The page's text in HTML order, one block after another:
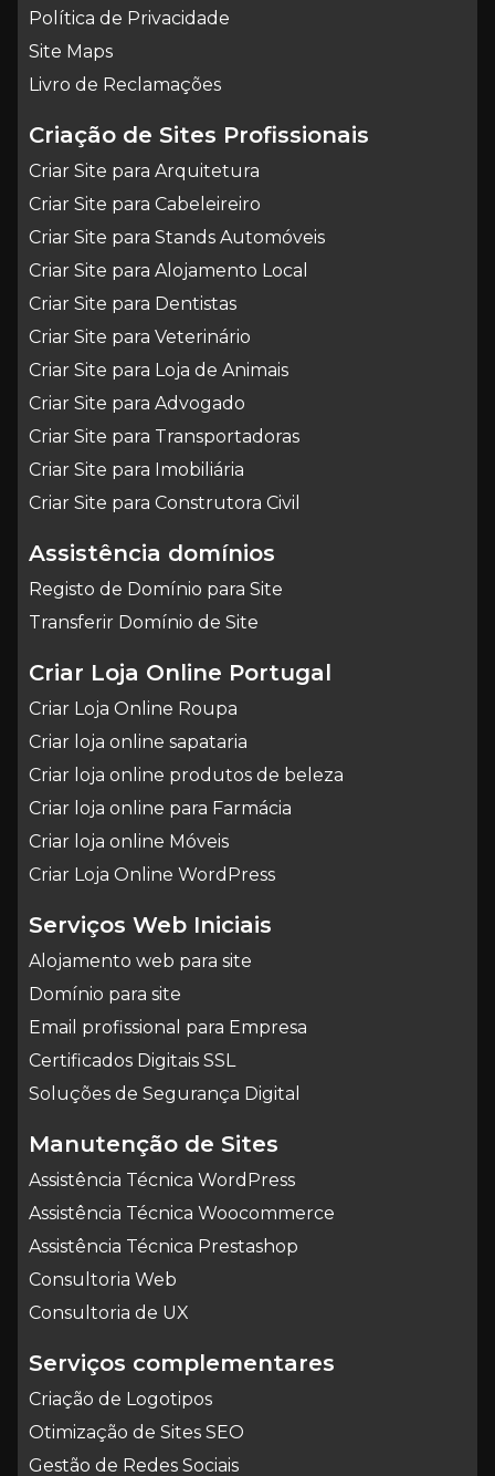
Política de Privacidade
Site Maps
Livro de Reclamações
Criação de Sites Profissionais
Criar Site para Arquitetura
Criar Site para Cabeleireiro
Criar Site para Stands Automóveis
Criar Site para Alojamento Local
Criar Site para Dentistas
Criar Site para Veterinário
Criar Site para Loja de Animais
Criar Site para Advogado
Criar Site para Transportadoras
Criar Site para Imobiliária
Criar Site para Construtora Civil
Assistência domínios
Registo de Domínio para Site
Transferir Domínio de Site
Criar Loja Online Portugal
Criar Loja Online Roupa
Criar loja online sapataria
Criar loja online produtos de beleza
Criar loja online para Farmácia
Criar loja online Móveis
Criar Loja Online WordPress
Serviços Web Iniciais
Alojamento web para site
Domínio para site
Email profissional para Empresa
Certificados Digitais SSL
Soluções de Segurança Digital
Manutenção de Sites
Assistência Técnica WordPress
Assistência Técnica Woocommerce
Assistência Técnica Prestashop
Consultoria Web
Consultoria de UX
Serviços complementares
Criação de Logotipos
Otimização de Sites SEO
Gestão de Redes Sociais